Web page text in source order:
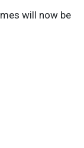
will now be